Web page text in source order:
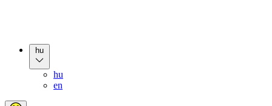
hu
hu
en